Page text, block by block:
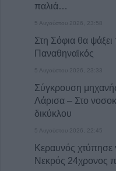
παλιά…
5 Αυγούστου 2026, 23:58
Στη Σόφια θα
Παναθηναϊκός
5 Αυγούστου 2026, 23:33
Σύγκρουση
Λάρισα – Στο
δικύκλου
5 Αυγούστου 2026, 22:45
Κεραυνός χτύπησε
Νεκρός 24χρονος